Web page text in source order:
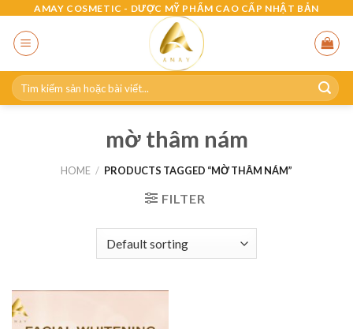
content
AMAY COSMETIC - DƯỢC MỸ PHẨM CAO CẤP NHẬT BẢN
Search
for:
mờ thâm nám
HOME / PRODUCTS TAGGED “MỜ THÂM NÁM”
FILTER